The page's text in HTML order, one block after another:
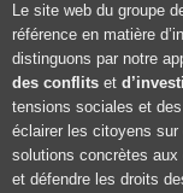
Le site web du groupe
référence en matière
distinguons par notre
des conflits et
tensions sociales et
éclairer les citoyens
solutions concrètes aux
et défendre les droits